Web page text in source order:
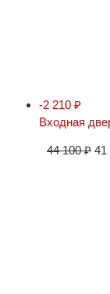
-2 210 ₽
Входная
44 100₽ 41